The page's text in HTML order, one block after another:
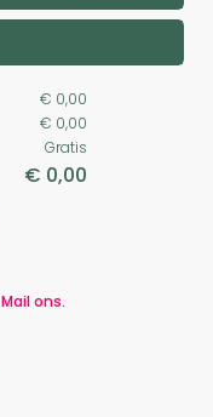
€ 0,00
€ 0,00
Gratis
€ 0,00
Mail ons.